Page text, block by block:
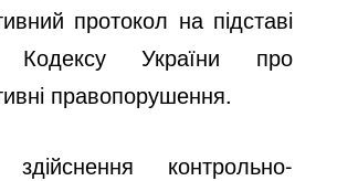
протокол на підставі
України про
правопорушення.
контрольно-